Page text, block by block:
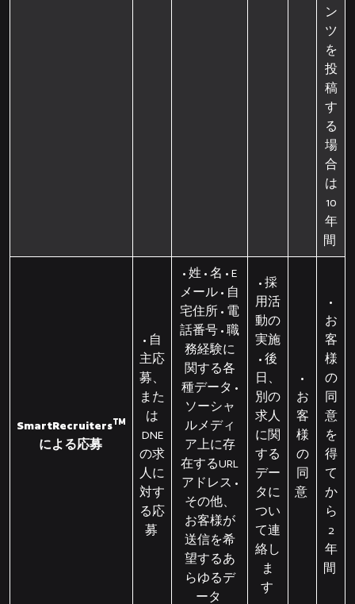
ン
ツ
を
投
稿
す
る
場
合
は
10
年
間
SmartRecruitersTM
による応募
• 自
主応
募、
また
は
DNE
の求
人に
対す
る応
募
• 姓 • 名 • E
メール • 自
宅住所 • 電
話番号 • 職
務経験に
関する各
種データ •
ソーシャ
ルメディ
ア上に存
在するURL
アドレス •
その他、
お客様が
送信を希
望するあ
らゆるデ
ータ
• 採
用活
動の
実施
• 後
日、
別の
求人
に関
する
デー
タに
つい
て連
絡し
ま
す
•
お
客
様
の
同
意
•
お
客
様
の
同
意
を
得
て
か
ら
2
年
間